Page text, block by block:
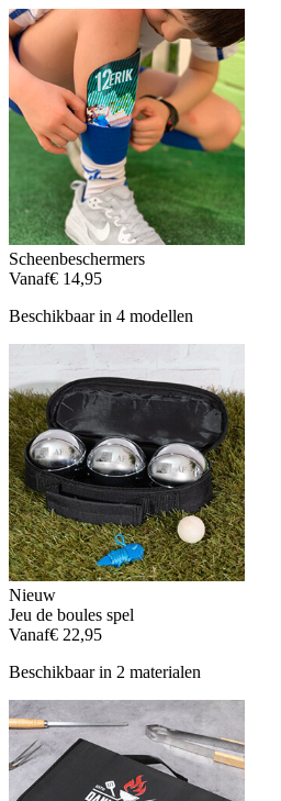
Scheenbeschermers
Vanaf€ 14,95
Beschikbaar in 4 modellen
Nieuw
Jeu de boules spel
Vanaf€ 22,95
Beschikbaar in 2 materialen